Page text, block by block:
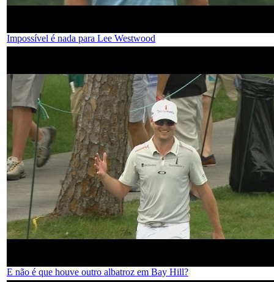
Impossível é nada para Lee Westwood
E não é que houve outro albatroz em Bay Hill?